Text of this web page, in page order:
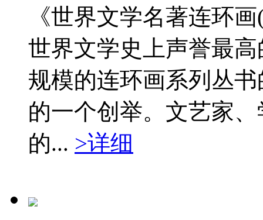
《世界文学名著连环
世界文学史上声誉最
规模的连环画系列丛
的一个创举。文艺家
的... >详细